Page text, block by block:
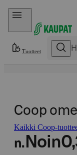
Hyppää sisältöön
Tuotteet
Coop
Kaikki Coop-
n. Noin